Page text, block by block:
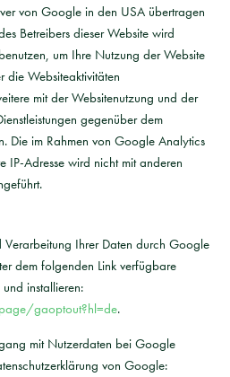
von Google in den USA übertragen
Betreibers dieser Website wird
um Ihre Nutzung der Website
die Websiteaktivitäten
mit der Websitenutzung und der
gegenüber dem
Die im Rahmen von Google Analytics
IP-Adresse wird nicht mit anderen
Verarbeitung Ihrer Daten durch Google
dem folgenden Link verfügbare
installieren:
gaoptout?hl=de.
mit Nutzerdaten bei Google
von Google: